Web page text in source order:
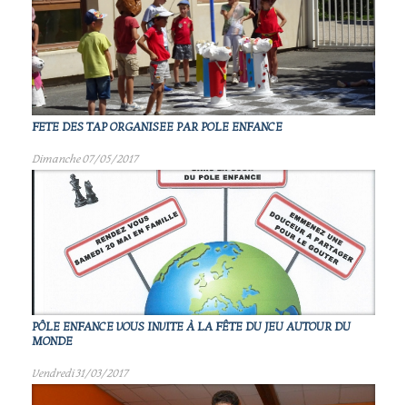
FETE DES TAP ORGANISEE PAR POLE ENFANCE
Dimanche 07/05/2017
PÔLE ENFANCE VOUS INVITE À LA FÊTE DU JEU AUTOUR DU
MONDE
Vendredi 31/03/2017